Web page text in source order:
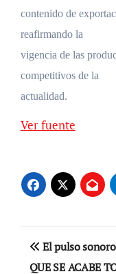
contenido de
reafirmando la
vigencia de las
competitivos de la
actualidad.
Ver fuente
de
El pulso
QUE SE ACABE